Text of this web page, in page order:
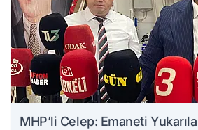
MHP’li Celep: Emaneti